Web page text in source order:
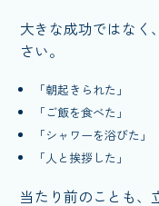
大きな成功ではなく
さい。
「朝起きられた」
「ご飯を食べた」
「シャワーを浴びた」
「人と挨拶した」
当たり前のことも、